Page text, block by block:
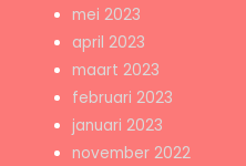
mei 2023
april 2023
maart 2023
februari 2023
januari 2023
november 2022